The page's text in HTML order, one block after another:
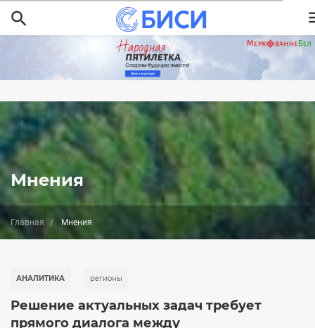
Перейти
к
основному
содержанию
Мнения
Главная Мнения
АНАЛИТИКА регионы
Решение актуальных задач требует
прямого диалога между